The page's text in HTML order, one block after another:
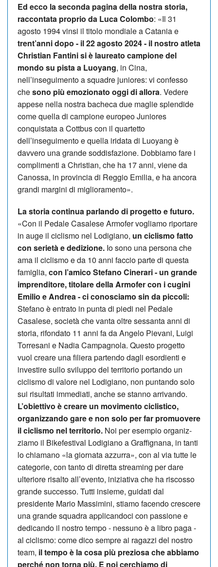
Ed ecco la se­conda pagina della nostra storia,
raccontata proprio da Luca Co­lombo: «Il 31
agosto 1994 vinsi il titolo mondiale a Catania e
trent’anni dopo - il 22 agosto 2024 - il nostro atleta
Chri­stian Fantini si è laureato campione del
mondo su pista a Luoyang, in Cina,
nell’inseguimento a squadre juniores: vi confesso
chesono più emozionato oggi di allora. Vedere
appese nella no­stra bacheca due maglie splendide
co­me quella di campione europeo Ju­nio­res
conquistata a Cottbus con il quartetto
dell’inseguimento e quella iridata di Luoyang è
davvero una grande soddisfazione. Dob­biamo fare i
complimenti a Christian, che ha 17 anni, viene da
Ca­nossa, in provincia di Reggio Emi­lia, e ha ancora
grandi margini di miglioramento».
La storia continua parlando di progetto e futuro.
«Con il Pedale Casalese Armofer vo­gliamo riportare
in auge il ciclismo nel Lodigiano, un ciclismo fatto
con se­rietà e dedizione. Io sono una persona che
ama il ciclismo e da 10 anni faccio parte di questa
famiglia, con l’amico Ste­fano Cinerari - un grande
im­pren­di­tore, titolare della Armofer con i cugini
Emilio e Andrea - ci conosciamo sin da piccoli:
Stefano è entrato in punta di piedi nel Pedale
Casalese, società che vanta oltre sessanta anni di
storia, ri­fon­dato 11 anni fa da Angelo Pievani, Luigi
Torresani e Nadia Cam­pagnola. Questo progetto
vuol creare una filiera partendo dagli esordienti e
investire sullo sviluppo del territorio portando un
ciclismo di valore nel Lo­digiano, non puntando solo
sui ri­sultati immediati, anche se stanno arrivando.
L’obiettivo è creare un mo­vi­mento ci­clistico,
organizzando gare e non solo per far promuovere
il ciclismo nel territorio. Noi per esempio orga­niz­­
zia­mo il Bike­festival Lodigiano a Graffignana, in tanti
lo chiamano «la giornata azzurra», con al via tutte le
categorie, con tanto di diretta streaming per dare
ulteriore risalto all’evento, iniziativa che ha riscosso
grande successo. Tutti insieme, guidati dal
presidente Mario Massimini, stiamo fa­cendo crescere
una grande squadra ap­plicandoci con passione e
dedicando il nostro tempo - nessuno è a libro pa­ga -
al ciclismo: come dico sempre ai ragazzi del nostro
team, il tempo è la cosa più preziosa che ab­biamo
perché non torna più. E noi cerchiamo di